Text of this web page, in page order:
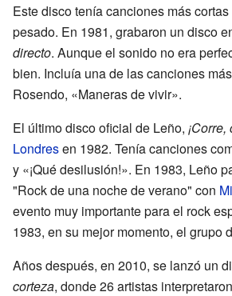
Este disco tenía canciones más
pesado. En 1981, grabaron un disco
directo. Aunque el sonido no era
bien. Incluía una de las canciones
Rosendo, «Maneras de vivir».
El último disco oficial de Leño, ¡Corre,
Londresen 1982. Tenía canciones
y «¡Qué desilusión!». En 1983, Leño
"Rock de una noche de verano" con
evento muy importante para el rock
1983, en su mejor momento, el grupo
Años después, en 2010, se lanzó un
corteza, donde 26 artistas